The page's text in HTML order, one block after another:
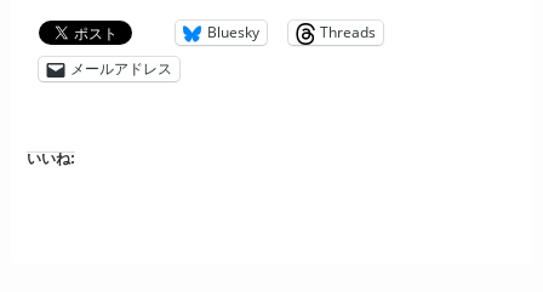
Bluesky
Threads
メールアドレス
いいね: